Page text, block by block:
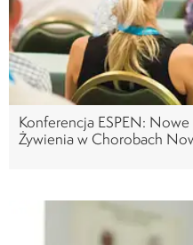
Konferencja ESPEN:
Żywienia w Chorobach